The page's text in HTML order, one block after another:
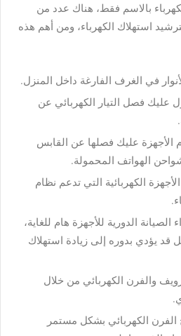
بالاسم فقط، هناك عدد من
استهلاك الكهرباء، ومن أهم هذه
في الغرف الفارغة داخل المنزل.
عليك فصل التيار الكهربائي عن
عليك فصلها عن القابس
الهواتف المحمولة.
الكهربائية التي تدعم نظام
الصيانة الدورية للأجهزة هام للغاية،
يؤدي بدوره إلى زيادة استهلاك
والفرن الكهربائي من خلال
الكهربائي بشكل مستمر